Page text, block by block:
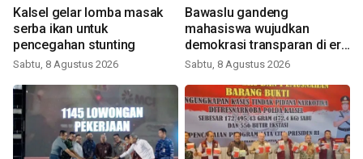
Kalsel gelar lomba masak
serba ikan untuk
pencegahan stunting
Sabtu, 8 Agustus 2026
Bawaslu gandeng
mahasiswa wujudkan
demokrasi transparan di era
digital
Sabtu, 8 Agustus 2026